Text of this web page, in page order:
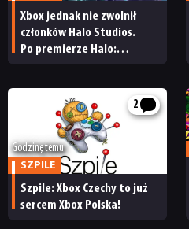
Xbox jednak nie zwolnił
członków Halo Studios.
Po premierze Halo:
2
Godzinę temu
SZPILE
Szpile: Xbox Czechy to już
sercem Xbox Polska!